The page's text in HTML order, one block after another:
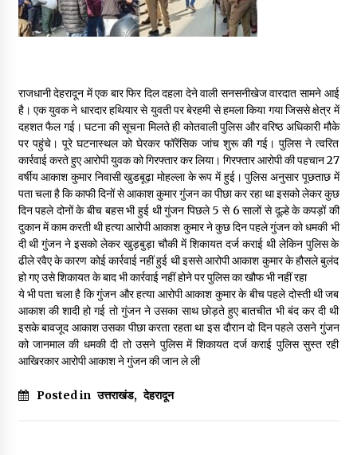
May 16, 2022
Thought Of The Day 13 May
May 13, 2022
Thought Of The Day 12 May
May 12, 2022
Thought Of The Day 11 May
May 11, 2022
Thought Of The Day 10 May
May 10, 2022
राजधानी देहरादून में एक बार फिर दिल दहला देने वाली सनसनीखेज वारदात सामने आई
है। एक युवक ने धारदार हथियार से युवती पर बेरहमी से हमला किया गया जिससे क्षेत्र में
दहशत फैल गई। घटना की सूचना मिलते ही कोतवाली पुलिस और वरिष्ठ अधिकारी मौके
पर पहुंचे। पूरे घटनास्थल को घेरकर फॉरेंसिक जांच शुरू की गई। पुलिस ने त्वरित
कार्रवाई करते हुए आरोपी युवक को गिरफ्तार कर लिया। गिरफ्तार आरोपी की पहचान 27
वर्षीय आकाश कुमार निवासी खुडबूढ़ा मोहल्ला के रूप में हुई। पुलिस अनुसार पूछताछ में
पता चला है कि काफी दिनों से आकाश कुमार गुंजन का पीछा कर रहा था इसको लेकर कुछ
दिन पहले दोनों के बीच बहस भी हुई थी गुंजन पिछले 5 से 6 सालों से दूल्हे के कपड़ों की
दुकान में काम करती थी हत्या आरोपी आकाश कुमार ने कुछ दिन पहले गुंजन को धमकी भी
दी थी गुंजन ने इसको लेकर खुड़बुड़ा चौकी में शिकायत दर्ज कराई थी लेकिन पुलिस के
ढीले रवैए के कारण कोई कार्रवाई नहीं हुई थी इससे आरोपी आकाश कुमार के हौसले बुलंद
हो गए उसे शिकायत के बाद भी कार्रवाई नहीं होने पर पुलिस का खौफ भी नहीं रहा
ये भी पता चला है कि गुंजन और हत्या आरोपी आकाश कुमार के बीच पहले दोस्ती थी जब
आकाश की शादी हो गई तो गुंजन ने उसका साथ छोड़ते हुए बातचीत भी बंद कर दी थी
इसके बावजूद आकाश उसका पीछा करता रहता था इस दौरान दो दिन पहले उसने गुंजन
को जानमाल की धमकी दी तो उसने पुलिस में शिकायत दर्ज कराई पुलिस सुस्त रही
आखिरकार आरोपी आकाश ने गुंजन की जान ले ली
Posted in उत्तराखंड, देहरादून